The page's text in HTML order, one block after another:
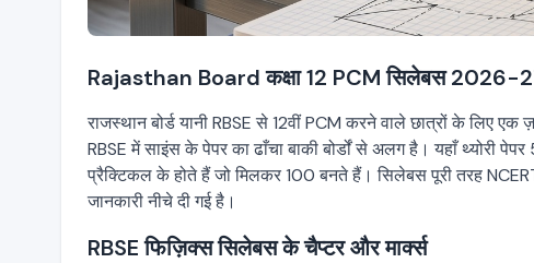
Rajasthan Board कक्षा 12 PCM सिलेबस 2026-
राजस्थान बोर्ड यानी RBSE से 12वीं PCM करने वाले छात्रों के लिए
RBSE में साइंस के पेपर का ढाँचा बाकी बोर्डों से अलग है। यहाँ
प्रैक्टिकल के होते हैं जो मिलकर 100 बनते हैं। सिलेबस पूरी तरह
जानकारी नीचे दी गई है।
RBSE फिज़िक्स सिलेबस के चैप्टर और मार्क्स